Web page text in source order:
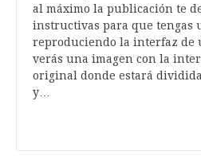
al máximo la publicación te
instructivas para que tengas
reproduciendo la interfaz de
verás una imagen con la
original donde estará
y…